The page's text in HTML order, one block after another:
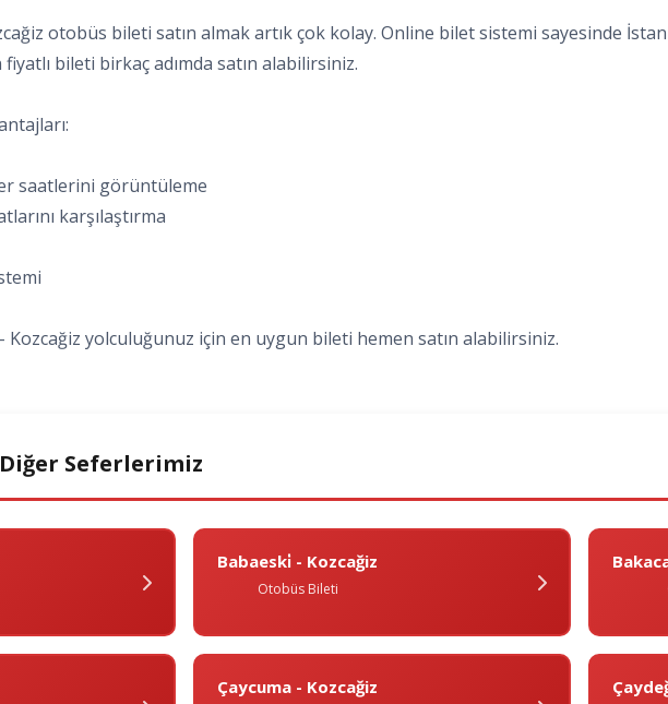
otobüs bileti satın almak artık çok kolay. Online bilet sistemi sayesinde
bileti birkaç adımda satın alabilirsiniz.
saatlerini görüntüleme
karşılaştırma
Kozcağiz yolculuğunuz için en uygun bileti hemen satın alabilirsiniz.
Seferlerimiz
Babaeski̇ - Kozcağiz
Otobüs Bileti
Çaycuma - Kozcağiz